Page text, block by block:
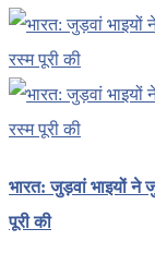
भारत: जुड़वां भाइयों ने
पूरी की